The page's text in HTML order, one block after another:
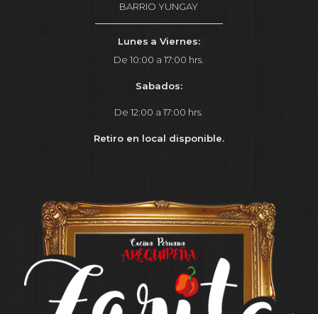
BARRIO YUNGAY
Lunes a Viernes:
De 10:00 a 17:00 hrs.
Sabados:
De 12:00 a 17:00 hrs.
Retiro en local disponible.